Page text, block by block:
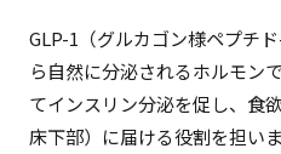
GLP-1（グルカゴン様ペプチ
ら自然に分泌されるホルモン
てインスリン分泌を促し、食
床下部）に届ける役割を担いま